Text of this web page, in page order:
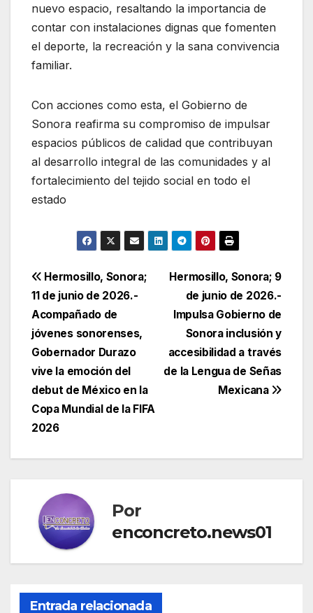
nuevo espacio, resaltando la importancia de
contar con instalaciones dignas que fomenten
el deporte, la recreación y la sana convivencia
familiar.
Con acciones como esta, el Gobierno de
Sonora reafirma su compromiso de impulsar
espacios públicos de calidad que contribuyan
al desarrollo integral de las comunidades y al
fortalecimiento del tejido social en todo el
estado
Navegación
de
entradas
Hermosillo, Sonora; 9
de junio de 2026.-
Impulsa Gobierno de
Sonora inclusión y
accesibilidad a través
de la Lengua de Señas
Mexicana
Hermosillo, Sonora;
11 de junio de 2026.-
Acompañado de
jóvenes sonorenses,
Gobernador Durazo
vive la emoción del
debut de México en la
Copa Mundial de la FIFA
2026
Por
enconcreto.news01
Entrada relacionada